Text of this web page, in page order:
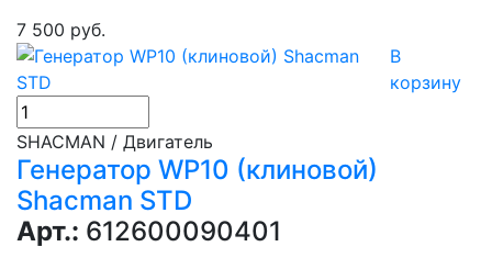
7 500 руб.
В
корзину
SHACMAN / Двигатель
Генератор WP10 (клиновой)
Shacman STD
Арт.: 612600090401